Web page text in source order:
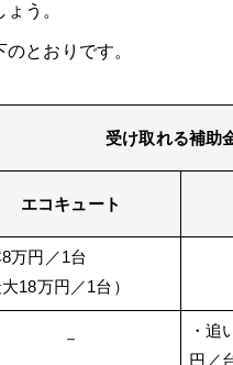
う。
とおりです。
受け取れる補助
エコキュート
万円／1台
大18万円／1台）
－
・追
円／